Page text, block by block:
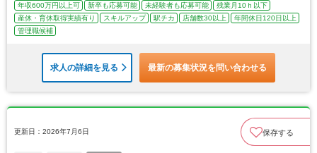
年収600万円以上可 新卒も応募可能 未経験者も応募可能
残業月10ｈ以下
産休・育休取得実績有り
スキルアップ 駅チカ 店舗数30以上
年間休日120日以上
管理職候補
求人の詳細を見る 最新の募集状況を問い合わせる
更新日：2026年7月6日 保存する